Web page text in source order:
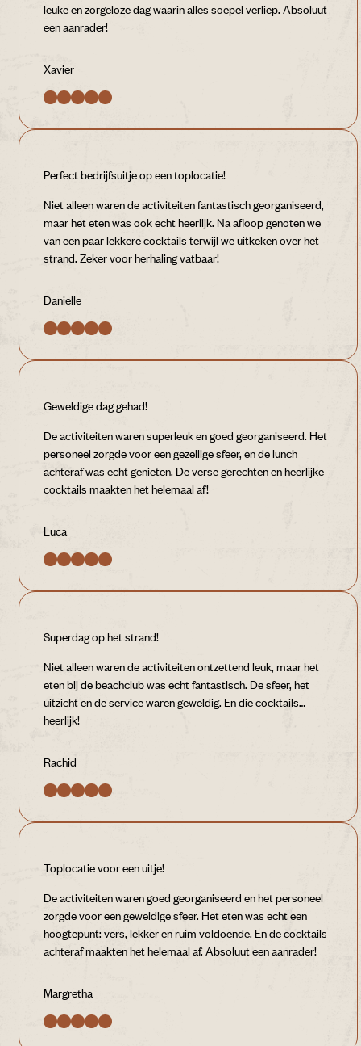
leuke en zorgeloze dag waarin alles soepel verliep. Absoluut
een aanrader!
Xavier
Perfect bedrijfsuitje op een toplocatie!
Niet alleen waren de activiteiten fantastisch georganiseerd,
maar het eten was ook echt heerlijk. Na afloop genoten we
van een paar lekkere cocktails terwijl we uitkeken over het
strand. Zeker voor herhaling vatbaar!
Danielle
Geweldige dag gehad!
De activiteiten waren superleuk en goed georganiseerd. Het
personeel zorgde voor een gezellige sfeer, en de lunch
achteraf was echt genieten. De verse gerechten en heerlijke
cocktails maakten het helemaal af!
Luca
Superdag op het strand!
Niet alleen waren de activiteiten ontzettend leuk, maar het
eten bij de beachclub was echt fantastisch. De sfeer, het
uitzicht en de service waren geweldig. En die cocktails…
heerlijk!
Rachid
Toplocatie voor een uitje!
De activiteiten waren goed georganiseerd en het personeel
zorgde voor een geweldige sfeer. Het eten was echt een
hoogtepunt: vers, lekker en ruim voldoende. En de cocktails
achteraf maakten het helemaal af. Absoluut een aanrader!
Margretha